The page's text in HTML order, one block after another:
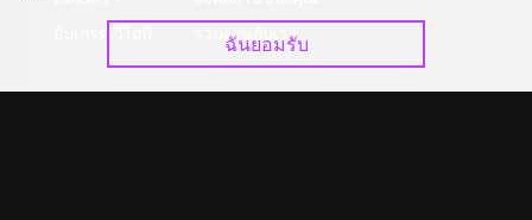
ร่วมงานกับเรา
ฉันยอมรับ